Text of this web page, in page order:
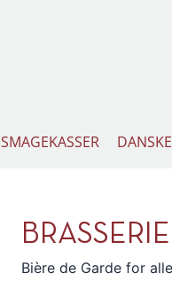
SMAGEKASSER
Bière de Garde for